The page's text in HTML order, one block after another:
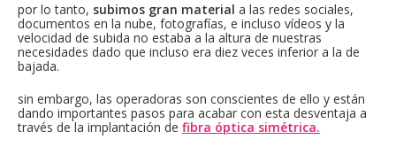
por lo tanto, subimos gran material a las redes sociales,
documentos en la nube, fotografías, e incluso vídeos y la
velocidad de subida no estaba a la altura de nuestras
necesidades dado que incluso era diez veces inferior a la de
bajada.
sin embargo, las operadoras son conscientes de ello y están
dando importantes pasos para acabar con esta desventaja a
través de la implantación de fibra óptica simétrica.